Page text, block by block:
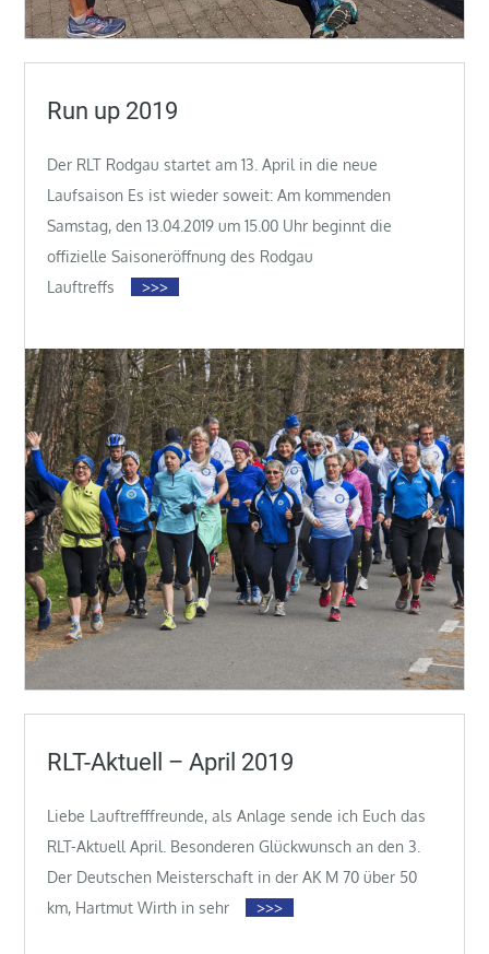
Run up 2019
Der RLT Rodgau startet am 13. April in die neue
Laufsaison Es ist wieder soweit: Am kommenden
Samstag, den 13.04.2019 um 15.00 Uhr beginnt die
offizielle Saisoneröffnung des Rodgau
Lauftreffs
>>>
RLT-Aktuell – April 2019
Liebe Lauftrefffreunde, als Anlage sende ich Euch das
RLT-Aktuell April. Besonderen Glückwunsch an den 3.
Der Deutschen Meisterschaft in der AK M 70 über 50
km, Hartmut Wirth in sehr
>>>